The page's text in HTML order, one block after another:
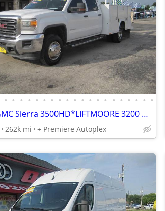
• • • • • • • • • • • • • • • • • • • •
2018 GMC Sierra 3500HD*LIFTMOORE 3200 CRANE*DRW*DUALLY*CREW CAB*RKI Utility Bed*
262k mi + Premiere Autoplex